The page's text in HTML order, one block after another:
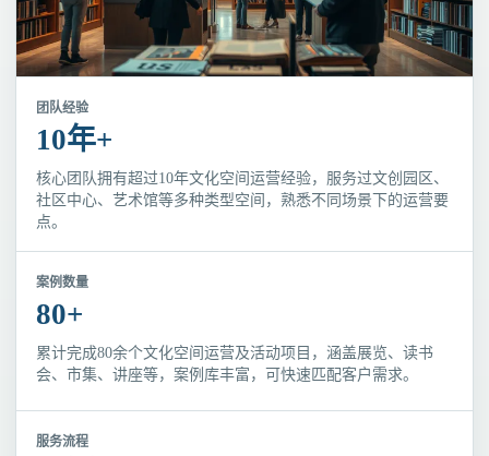
团队经验
10年+
核心团队拥有超过10年文化空间运营经验，服务过文创园区、
社区中心、艺术馆等多种类型空间，熟悉不同场景下的运营要
点。
案例数量
80+
累计完成80余个文化空间运营及活动项目，涵盖展览、读书
会、市集、讲座等，案例库丰富，可快速匹配客户需求。
服务流程